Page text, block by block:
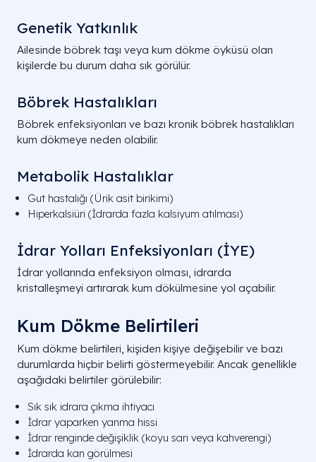
Genetik Yatkınlık
Ailesinde böbrek taşı veya kum dökme öyküsü olan
kişilerde bu durum daha sık görülür.
Böbrek Hastalıkları
Böbrek enfeksiyonları ve bazı kronik böbrek hastalıkları
kum dökmeye neden olabilir.
Metabolik Hastalıklar
Gut hastalığı (Ürik asit birikimi)
Hiperkalsiüri (İdrarda fazla kalsiyum atılması)
İdrar Yolları Enfeksiyonları (İYE)
İdrar yollarında enfeksiyon olması, idrarda
kristalleşmeyi artırarak kum dökülmesine yol açabilir.
Kum Dökme Belirtileri
Kum dökme belirtileri, kişiden kişiye değişebilir ve bazı
durumlarda hiçbir belirti göstermeyebilir. Ancak genellikle
aşağıdaki belirtiler görülebilir:
Sık sık idrara çıkma ihtiyacı
İdrar yaparken yanma hissi
İdrar renginde değişiklik (koyu sarı veya kahverengi)
İdrarda kan görülmesi